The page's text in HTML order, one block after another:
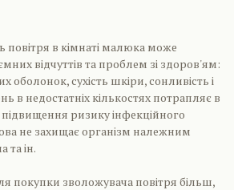
повітря в кімнаті малюка може
відчуттів та проблем зі здоров'ям:
оболонок, сухість шкіри, сонливість і
в недостатніх кількостях потрапляє в
ризику інфекційного
не захищає організм належним
та ін.
покупки зволожувача повітря більш,